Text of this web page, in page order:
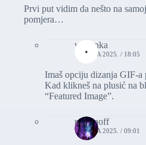
Prvi put vidim da nešto na
pomjera…
vasionka
17. JULA 2025. / 18:05
Imaš opciju dizanja GIF-a
Kad klikneš na plusić na
“Featured Image”.
romanoff
18. JULA 2025. / 09:01